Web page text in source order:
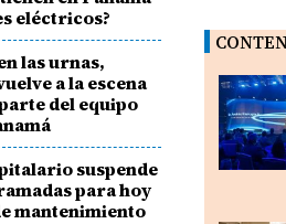
eléctricos?
las urnas,
a la escena
del equipo
suspende
para hoy
mantenimiento